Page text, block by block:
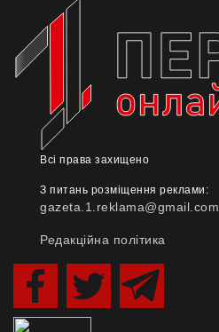
Всі права захищено
З питань розміщення реклами:
gazeta.1.reklama@gmail.com
Редакційна політика